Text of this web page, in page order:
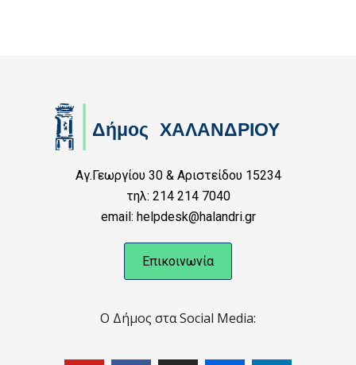
Αγ.Γεωργίου 30 & Αριστείδου 15234
τηλ: 214 214 7040
email: helpdesk@halandri.gr
Επικοινωνία
Ο Δήμος στα Social Media: